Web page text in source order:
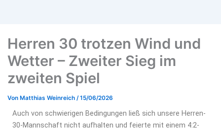
Herren 30 trotzen Wind und
Wetter – Zweiter Sieg im
zweiten Spiel
Von Matthias Weinreich /15/06/2026
Auch von schwierigen Bedingungen ließ sich unsere Herren-
30-Mannschaft nicht aufhalten und feierte mit einem 4:2-